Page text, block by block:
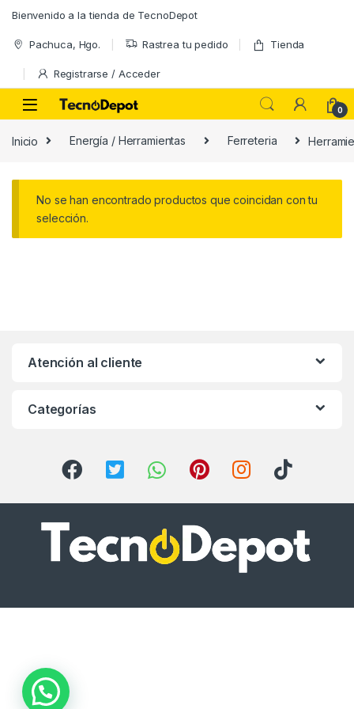
Bienvenido a la tienda de TecnoDepot
Pachuca, Hgo. Rastrea tu pedido Tienda
Registrarse / Acceder
0
Inicio Energí­a / Herramientas Ferreteria
No se han encontrado productos que coincidan con tu
selección.
Atención al cliente
Categorías